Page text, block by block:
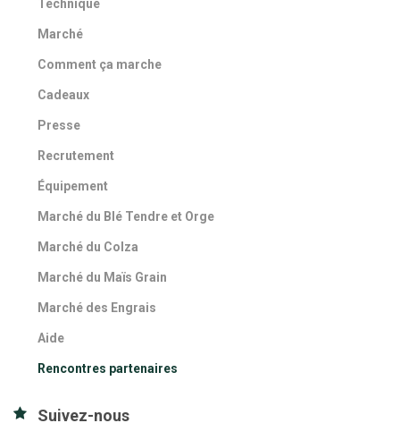
Technique
Marché
Comment ça marche
Cadeaux
Presse
Recrutement
Équipement
Marché du Blé Tendre et Orge
Marché du Colza
Marché du Maïs Grain
Marché des Engrais
Aide
Rencontres partenaires
Suivez-nous